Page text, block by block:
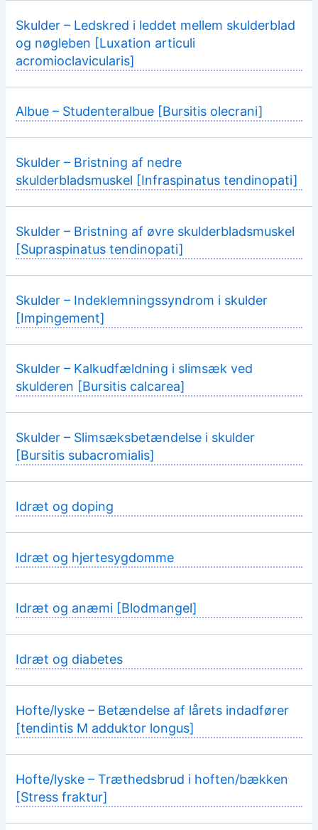
Skulder – Ledskred i leddet mellem skulderblad
og nøgleben [Luxation articuli
acromioclavicularis]
Albue – Studenteralbue [Bursitis olecrani]
Skulder – Bristning af nedre
skulderbladsmuskel [Infraspinatus tendinopati]
Skulder – Bristning af øvre skulderbladsmuskel
[Supraspinatus tendinopati]
Skulder – Indeklemningssyndrom i skulder
[Impingement]
Skulder – Kalkudfældning i slimsæk ved
skulderen [Bursitis calcarea]
Skulder – Slimsæksbetændelse i skulder
[Bursitis subacromialis]
Idræt og doping
Idræt og hjertesygdomme
Idræt og anæmi [Blodmangel]
Idræt og diabetes
Hofte/lyske – Betændelse af lårets indadfører
[tendintis M adduktor longus]
Hofte/lyske – Træthedsbrud i hoften/bækken
[Stress fraktur]